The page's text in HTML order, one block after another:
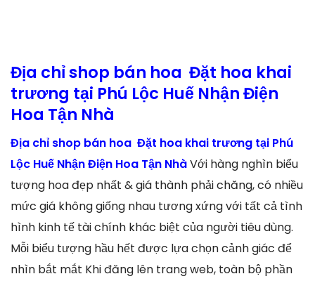
Địa chỉ shop bán hoa Đặt hoa khai
trương tại Phú Lộc Huế Nhận Điện
Hoa Tận Nhà
Địa chỉ shop bán hoa Đặt hoa khai trương tại Phú
Lộc Huế Nhận Điện Hoa Tận NhàVới hàng nghìn biểu
tượng hoa đẹp nhất & giá thành phải chăng, có nhiều
mức giá không giống nhau tương xứng với tất cả tình
hình kinh tế tài chính khác biệt của người tiêu dùng.
Mỗi biểu tượng hầu hết được lựa chọn cảnh giác để
nhìn bắt mắt Khi đăng lên trang web, toàn bộ phần